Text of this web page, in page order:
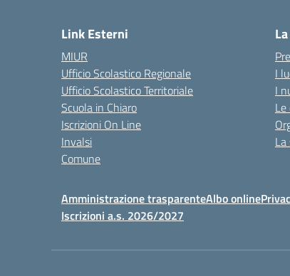
Link Esterni
MIUR
Ufficio Scolastico Regionale
Ufficio Scolastico Territoriale
Scuola in Chiaro
Iscrizioni On Line
Invalsi
Comune
I
I
Amministrazione trasparenteAlbo online
Iscrizioni a.s. 2026/2027